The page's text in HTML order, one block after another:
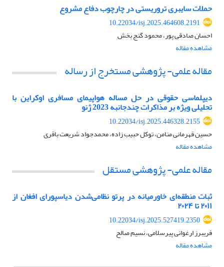
حملات سایبری تروریستی در چارچوب دفاع مشروع
10.22034/isj.2025.464608.2191
احسان صادقی پور، محمود گنج بخش
مشاهده مقاله
مقاله علمی- پژوهشی مستخرج از رساله
دیپلماسی حقوقی در حل مساله هواپیمای مسافری اوکراین با
تحلیلی ویژه بر مذاکرات چندجانبه 2023 ژنو
10.22034/isj.2025.446328.2155
حسین قهرمانی منامن، توکل حبیب زاده، محمدجواد شریعت باقری
مشاهده مقاله
مقاله علمی- پژوهشی مستقل
ثبات منطقه‌ای خاورمیانه در پرتو نظامی‌شدن دیاسپورای افغان از
۲۰۱۱ تا ۲۰۲۴
10.22034/isj.2025.527419.2350
فریبرز ارغوانی پیرسلامی، نسیم صالح
مشاهده مقاله